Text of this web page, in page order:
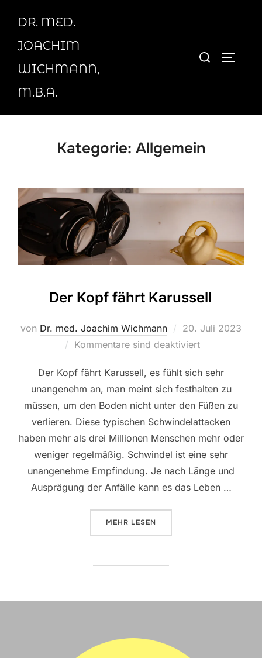
Inhalt
springen
DR. MED.
JOACHIM
WICHMANN,
M.B.A.
Suchen
Kategorie: Allgemein
Der Kopf fährt Karussell
von Dr. med. Joachim Wichmann
Veröffentlicht
am
20. Juli 2023
Kommentare sind deaktiviert
Der Kopf fährt Karussell, es fühlt sich sehr
unangenehm an, man meint sich festhalten zu
müssen, um den Boden nicht unter den Füßen zu
verlieren. Diese typischen Schwindelattacken
haben mehr als drei Millionen Menschen mehr oder
weniger regelmäßig. Schwindel ist eine sehr
unangenehme Empfindung. Je nach Länge und
Ausprägung der Anfälle kann es das Leben …
MEHR ÜBER „DER KOPF FÄHRT
LESEN